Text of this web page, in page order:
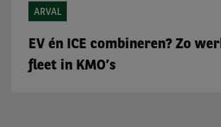
ARVAL
EV én ICE combineren? Zo
fleet in KMO’s